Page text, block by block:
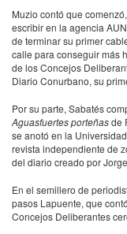
Muzio contó que
escribir en la agencia
de terminar su primer
calle para conseguir más
de los Concejos
Diario Conurbano, su
Por su parte, Sabatés
Aguasfuertes porteñasde
se anotó en la
revista independiente de
del diario creado por
En el semillero de
pasos Lapuente, que
Concejos Deliberantes